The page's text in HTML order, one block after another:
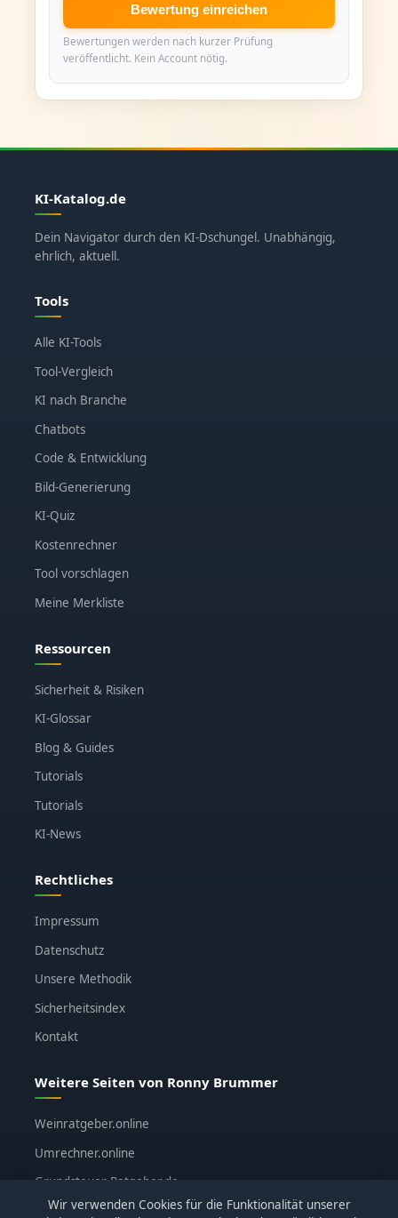
Bewertung einreichen
Bewertungen werden nach kurzer Prüfung
veröffentlicht. Kein Account nötig.
KI-Katalog.de
Dein Navigator durch den KI-Dschungel. Unabhängig,
ehrlich, aktuell.
Tools
Alle KI-Tools
Tool-Vergleich
KI nach Branche
Chatbots
Code & Entwicklung
Bild-Generierung
KI-Quiz
Kostenrechner
Tool vorschlagen
Meine Merkliste
Ressourcen
Sicherheit & Risiken
KI-Glossar
Blog & Guides
Tutorials
Tutorials
KI-News
Rechtliches
Impressum
Datenschutz
Unsere Methodik
Sicherheitsindex
Kontakt
Weitere Seiten von Ronny Brummer
Weinratgeber.online
Umrechner.online
Grundsteuer-Ratgeber.de
ronnybrummer.de
Wir verwenden Cookies für die Funktionalität unserer